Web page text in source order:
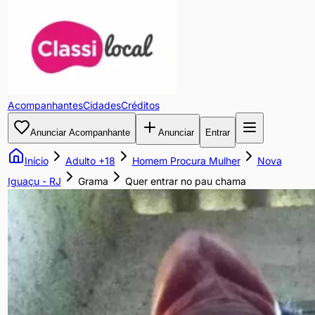
Quer
entrar
pau
chama
Sou
comedor
de
mulheres
safadas
sem
frescura,
tenho
tesão
AcompanhantesCidadesCréditos
Anunciar Acompanhante Anunciar Entrar
Início Adulto +18 Homem Procura Mulher
Nova
Iguaçu- RJ Grama Quer entrar no pau chama